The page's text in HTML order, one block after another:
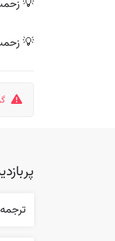
💡
💡
ترجمه Cheshire East